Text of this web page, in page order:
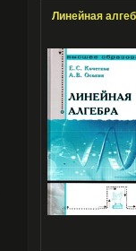
Линейная